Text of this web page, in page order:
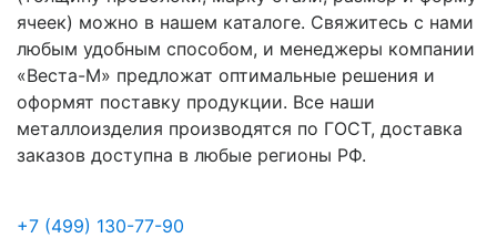
ячеек) можно в нашем каталоге. Свяжитесь с нами
любым удобным способом, и менеджеры компании
«Веста-М» предложат оптимальные решения и
оформят поставку продукции. Все наши
металлоизделия производятся по ГОСТ, доставка
заказов доступна в любые регионы РФ.
+7 (499) 130-77-90